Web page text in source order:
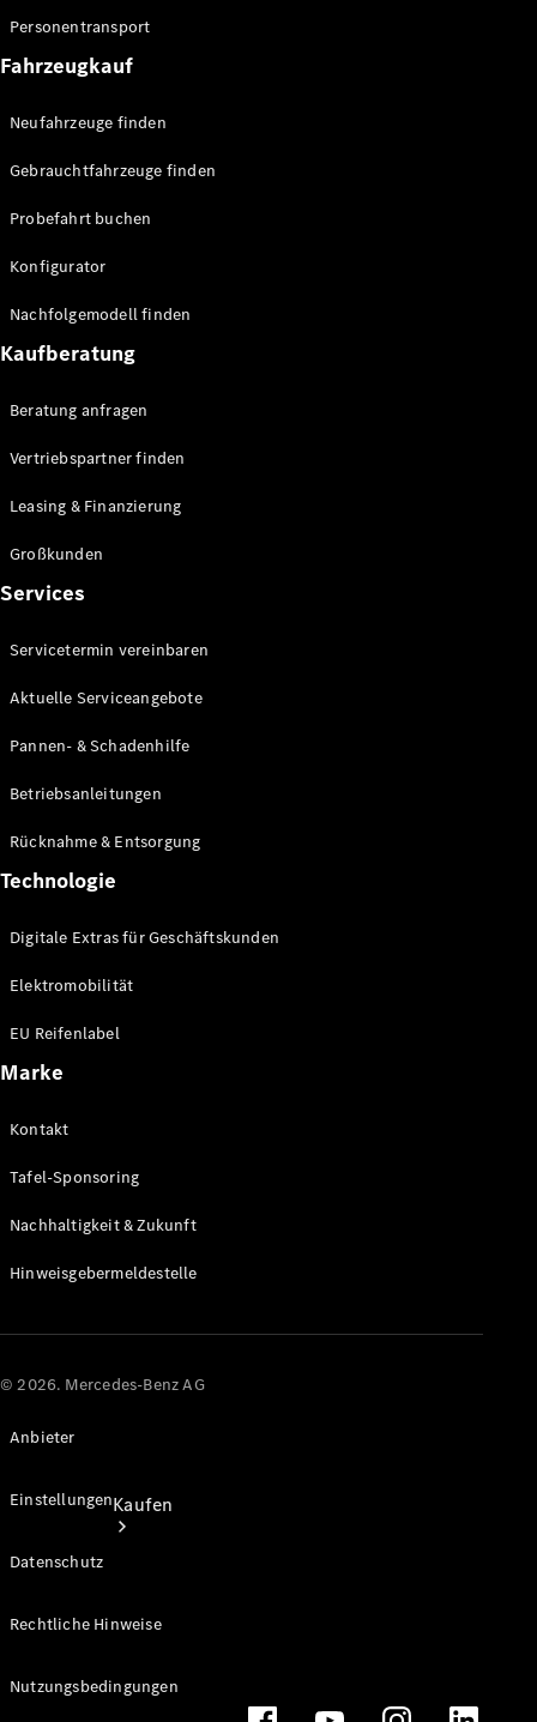
Benz Store
eSprinter
Kastenwagen
Fahrgestell
Pritschenwagen
Probefahrt
Alle eVito
Kastenwagen
Tourer
Probefahrt
Benz Store
Mercedes-Benz
Kaufen
Kurzfristig
Personentransport
Fahrzeugkauf
Neufahrzeuge finden
Gebrauchtfahrzeuge finden
Probefahrt buchen
Konfigurator
Nachfolgemodell finden
Kaufberatung
Beratung anfragen
Vertriebspartner finden
Leasing & Finanzierung
Großkunden
Services
Servicetermin vereinbaren
Aktuelle Serviceangebote
Pannen- & Schadenhilfe
Betriebsanleitungen
Rücknahme & Entsorgung
Technologie
Digitale Extras für Geschäftskunden
Elektromobilität
EU Reifenlabel
Marke
Kontakt
Tafel-Sponsoring
Nachhaltigkeit & Zukunft
Hinweisgebermeldestelle
© 2026. Mercedes-Benz AG
Anbieter
Einstellungen
Datenschutz
Rechtliche Hinweise
Nutzungsbedingungen